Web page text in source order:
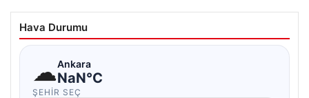
Hava Durumu
☁Ankara
NaN°C
ŞEHIR SEÇ